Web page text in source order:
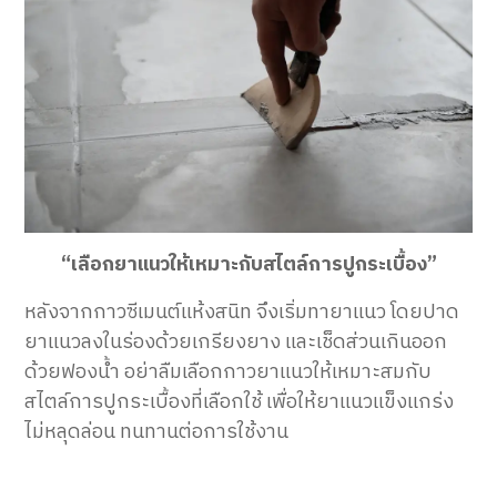
“เลือกยาแนวให้เหมาะกับสไตล์การปูกระเบื้อง”
หลังจากกาวซีเมนต์แห้งสนิท จึงเริ่มทายาแนว โดยปาด
ยาแนวลงในร่องด้วยเกรียงยาง และเช็ดส่วนเกินออก
ด้วยฟองน้ำ อย่าลืมเลือกกาวยาแนวให้เหมาะสมกับ
สไตล์การปูกระเบื้องที่เลือกใช้ เพื่อให้ยาแนวแข็งแกร่ง
ไม่หลุดล่อน ทนทานต่อการใช้งาน